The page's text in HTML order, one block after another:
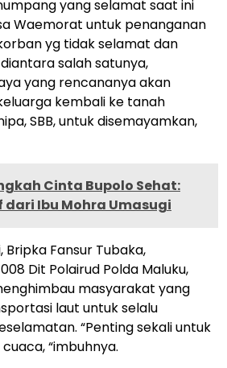
yang selamat saat ini
Waemorat untuk penanganan
yg tidak selamat dan
salah satunya,
yang rencananya akan
kembali ke tanah
SBB, untuk disemayamkan,
Cinta Bupolo Sehat:
dari Ibu Mohra Umasugi
Bripka Fansur Tubaka,
Dit Polairud Polda Maluku,
masyarakat yang
laut untuk selalu
“Penting sekali untuk
“imbuhnya.